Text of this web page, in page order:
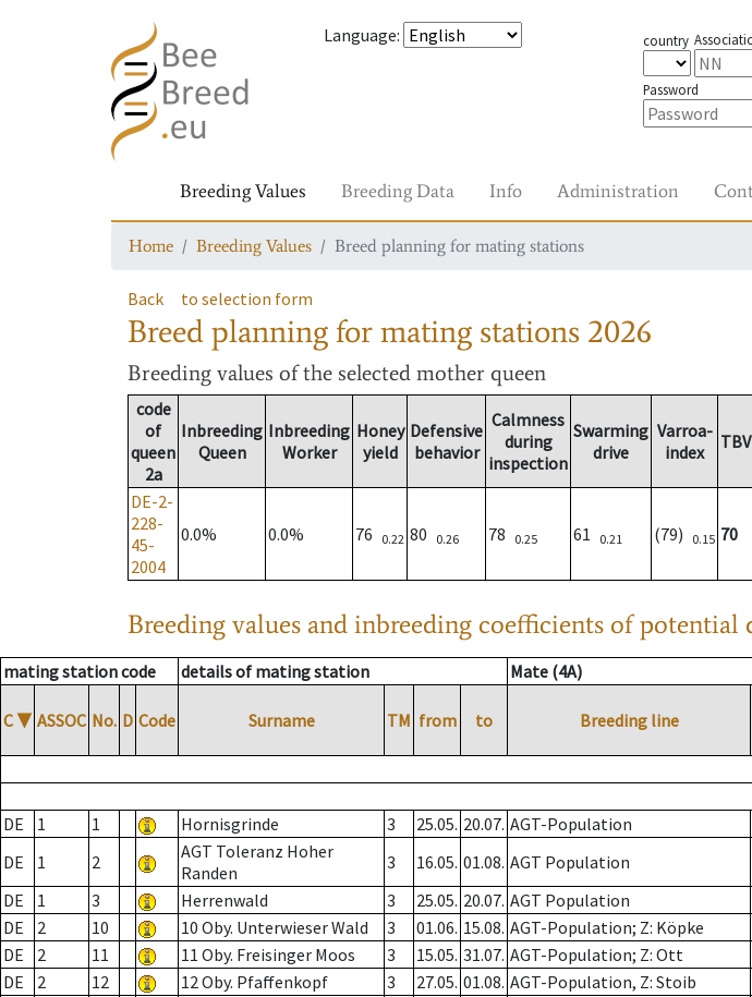
Language: country
Password
Breeding Values Breeding Data Info Administration
Home Breeding Values Breed planning for mating stations
Back to selection form
Breed planning for mating stations 2026
Breeding values of the selected mother queen
code
of
queen
2a
Inbreeding
Queen
Inbreeding
Worker
Honey
yield
Defensive
behavior
Calmness
during
inspection
Swarming
drive
Varroa-
index
TBV
DE-2-
228-
45-
2004
0.0% 0.0% 76 0.22 80 0.26 78 0.25 61 0.21 (79) 0.15 70
Breeding values and inbreeding coefficients of potential
mating station code details of mating station Mate (4A)
C ▼ ASSOC No. D Code Surname TM from to Breeding line
DE
1 1 Hornisgrinde 3 25.05. 20.07. AGT-Population
DE
1 2
AGT Toleranz Hoher
Randen
3 16.05. 01.08. AGT Population
DE
1 3 Herrenwald 3 25.05. 20.07. AGT Population
DE
2 10 10 Oby. Unterwieser Wald 3 01.06. 15.08. AGT-Population; Z: Köpke
DE
2 11 11 Oby. Freisinger Moos 3 15.05. 31.07. AGT-Population; Z: Ott
DE
2 12 12 Oby. Pfaffenkopf 3 27.05. 01.08. AGT-Population, Z: Stoib